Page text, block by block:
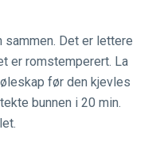
sammen. Det er lettere
er romstemperert. La
før den kjevles
bunnen i 20 min.